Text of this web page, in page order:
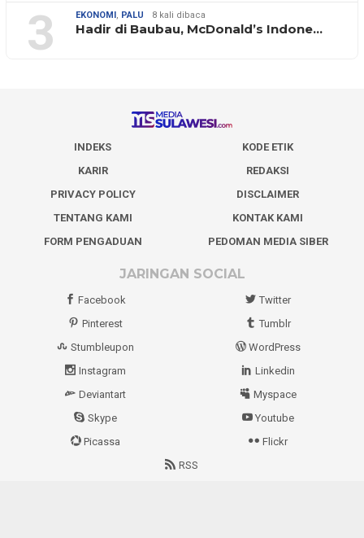
3 EKONOMI PALU 8 kali dibaca
Hadir di Baubau, McDonald’s Indone…
INDEKS
KODE ETIK
KARIR
REDAKSI
PRIVACY POLICY
DISCLAIMER
TENTANG KAMI
KONTAK KAMI
FORM PENGADUAN
PEDOMAN MEDIA SIBER
JARINGAN SOCIAL
Facebook
Twitter
Pinterest
Tumblr
Stumbleupon
WordPress
Instagram
Linkedin
Deviantart
Myspace
Skype
Youtube
Picassa
Flickr
RSS